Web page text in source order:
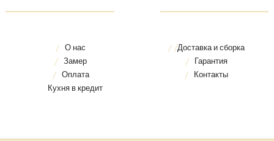
О нас
Замер
Оплата
Кухня в кредит
Доставка и сборка
Гарантия
Контакты